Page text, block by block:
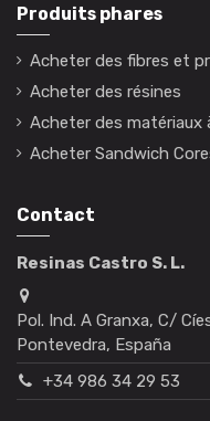
Produits phares
Acheter des fibres et
Acheter des résines
Acheter des matériaux
Acheter Sandwich
Contact
Resinas Castro S. L.
Pol. Ind. A Granxa, C/
Pontevedra, España
+34 986 34 29 53